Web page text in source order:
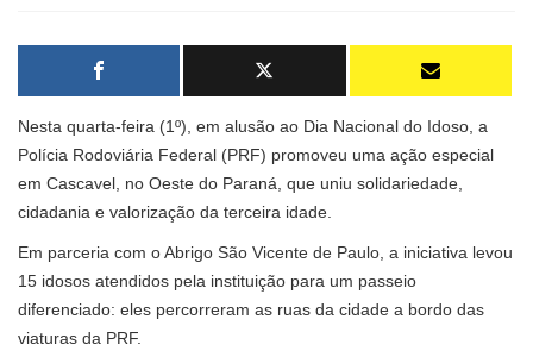
Nesta quarta-feira (1º), em alusão ao Dia Nacional do Idoso, a
Polícia Rodoviária Federal (PRF) promoveu uma ação especial
em Cascavel, no Oeste do Paraná, que uniu solidariedade,
cidadania e valorização da terceira idade.
Em parceria com o Abrigo São Vicente de Paulo, a iniciativa levou
15 idosos atendidos pela instituição para um passeio
diferenciado: eles percorreram as ruas da cidade a bordo das
viaturas da PRF.